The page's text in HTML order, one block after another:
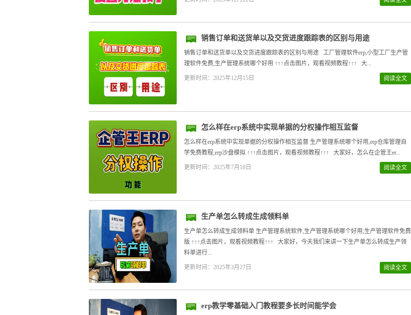
销售订单和送货单以及交货进度跟踪表的区别与用途
销售订单和送货单以及交货进度跟踪表的区别与用途 工厂管理软件erp,小型工厂生产管
理软件免费,生产管理系统哪个好用 ↑↑↑点击图片，观看视频教程↑↑↑ 大...
更新时间：2025年12月15日 阅读全文
怎么样在erp系统中实现单据的分权操作相互监督
怎么样在erp系统中实现单据的分权操作相互监督 生产管理系统哪个好用,erp仓库管理自
学免费教程,erp沙盘模拟 ↑↑↑点击图片，观看视频教程↑↑↑ 大家好，怎么在企管王er...
更新时间：2025年7月18日 阅读全文
生产单怎么转成生成领料单
生产单怎么转成生成领料单 生产管理系统软件,生产管理系统哪个好用,生产管理软件免费
版 ↑↑↑点击图片，观看视频教程↑↑↑ 大家好，今天我们来讲一下生产单怎么转成生产领
料单进行...
更新时间：2025年3月27日 阅读全文
erp教学零基础入门教程要多长时间能学会